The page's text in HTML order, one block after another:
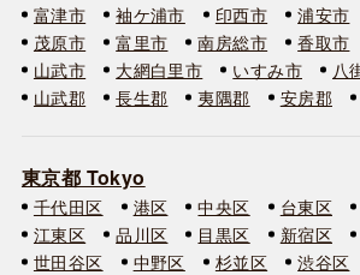
富津市
袖ケ浦市 印西市 浦安市
茂原市
富里市 南房総市 香取市
山武市
大網白里市 いすみ市 八
山武郡
長生郡 夷隅郡 安房郡
東京都 Tokyo
千代田区 港区 中央区 台東区
江東区
品川区 目黒区 新宿区
世田谷区
中野区 杉並区 渋谷区